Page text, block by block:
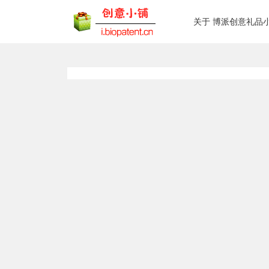
关于 博派创意礼品